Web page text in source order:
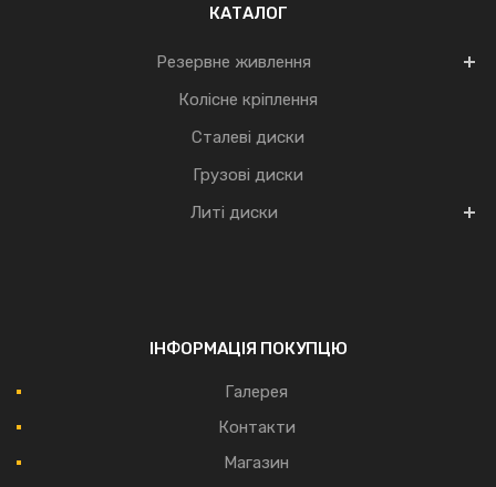
КАТАЛОГ
Резервне живлення
Колісне кріплення
Сталеві диски
Грузові диски
Литі диски
ІНФОРМАЦІЯ ПОКУПЦЮ
Галерея
Контакти
Магазин